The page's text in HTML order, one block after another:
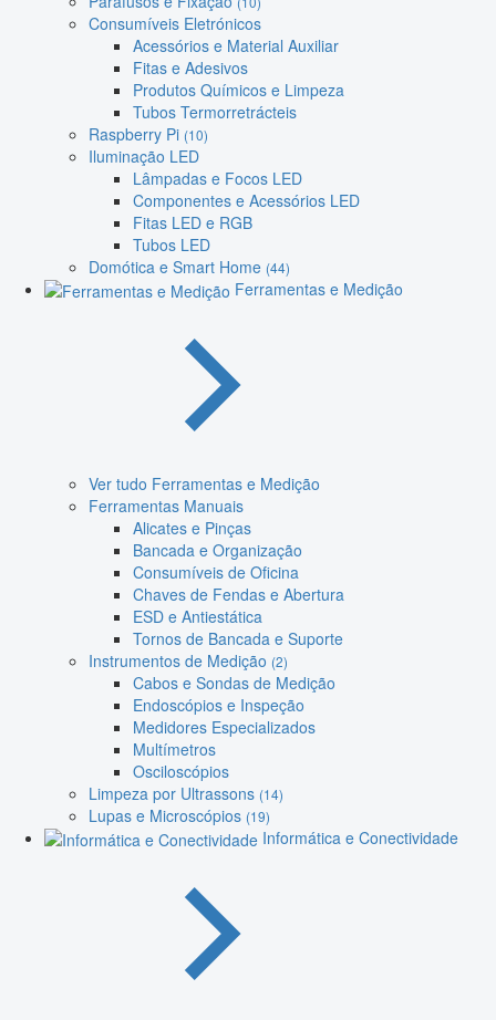
Consumíveis Eletrónicos
Acessórios e Material Auxiliar
Fitas e Adesivos
Produtos Químicos e Limpeza
Tubos Termorretrácteis
Raspberry Pi (10)
Iluminação LED
Lâmpadas e Focos LED
Componentes e Acessórios LED
Fitas LED e RGB
Tubos LED
Domótica e Smart Home (44)
Ferramentas e Medição
Ver tudo Ferramentas e Medição
Ferramentas Manuais
Alicates e Pinças
Bancada e Organização
Consumíveis de Oficina
Chaves de Fendas e Abertura
ESD e Antiestática
Tornos de Bancada e Suporte
Instrumentos de Medição (2)
Cabos e Sondas de Medição
Endoscópios e Inspeção
Medidores Especializados
Multímetros
Osciloscópios
Limpeza por Ultrassons (14)
Lupas e Microscópios (19)
Informática e Conectividade